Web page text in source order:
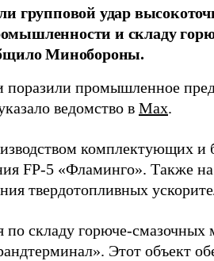
групповой удар
и складу
Минобороны.
промышленное
ведомство в Max.
комплектующих и
FP-5 «Фламинго». Также
твердотопливных
складу горюче-смазочных
Этот объект